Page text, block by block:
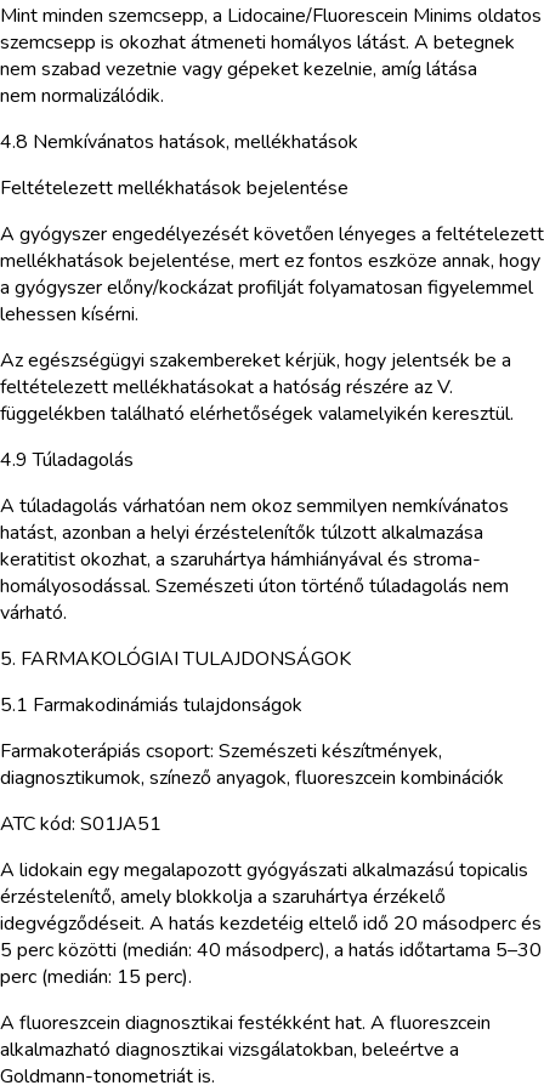
Mint minden szemcsepp, a Lidocaine/Fluorescein Minims oldatos
szemcsepp is okozhat átmeneti homályos látást. A betegnek
nem szabad vezetnie vagy gépeket kezelnie, amíg látása
nem normalizálódik.
4.8 Nemkívánatos hatások, mellékhatások
Feltételezett mellékhatások bejelentése
A gyógyszer engedélyezését követően lényeges a feltételezett
mellékhatások bejelentése, mert ez fontos eszköze annak, hogy
a gyógyszer előny/kockázat profilját folyamatosan figyelemmel
lehessen kísérni.
Az egészségügyi szakembereket kérjük, hogy jelentsék be a
feltételezett mellékhatásokat a hatóság részére az V.
függelékben található elérhetőségek valamelyikén keresztül.
4.9 Túladagolás
A túladagolás várhatóan nem okoz semmilyen nemkívánatos
hatást, azonban a helyi érzéstelenítők túlzott alkalmazása
keratitist okozhat, a szaruhártya hámhiányával és stroma-
homályosodással. Szemészeti úton történő túladagolás nem
várható.
5. FARMAKOLÓGIAI TULAJDONSÁGOK
5.1 Farmakodinámiás tulajdonságok
Farmakoterápiás csoport: Szemészeti készítmények,
diagnosztikumok, színező anyagok, fluoreszcein kombinációk
ATC kód: S01JA51
A lidokain egy megalapozott gyógyászati alkalmazású topicalis
érzéstelenítő, amely blokkolja a szaruhártya érzékelő
idegvégződéseit. A hatás kezdetéig eltelő idő 20 másodperc és
5 perc közötti (medián: 40 másodperc), a hatás időtartama 5–30
perc (medián: 15 perc).
A fluoreszcein diagnosztikai festékként hat. A fluoreszcein
alkalmazható diagnosztikai vizsgálatokban, beleértve a
Goldmann-tonometriát is.